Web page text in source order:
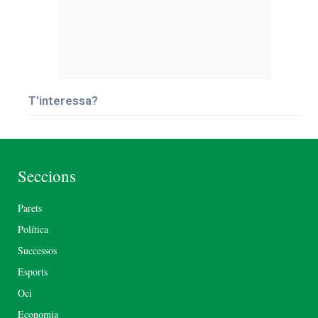
T’interessa?
Seccions
Parets
Política
Successos
Esports
Oci
Economia